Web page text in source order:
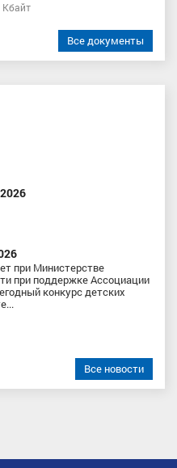
Кбайт
Все документы
при Министерстве
при поддержке Ассоциации
конкурс детских
Все новости